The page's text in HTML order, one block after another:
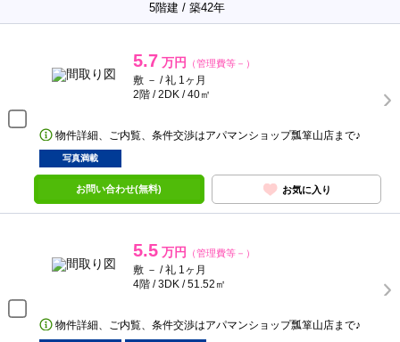
5階建 / 築42年
5.7 万円 （管理費等－）
敷 － / 礼 1ヶ月
2階 / 2DK / 40㎡
物件詳細、ご内覧、条件交渉はアパマンショップ瓢箪山店まで♪
写真満載
お問い合わせ(無料) お気に入り
5.5 万円 （管理費等－）
敷 － / 礼 1ヶ月
4階 / 3DK / 51.52㎡
物件詳細、ご内覧、条件交渉はアパマンショップ瓢箪山店まで♪